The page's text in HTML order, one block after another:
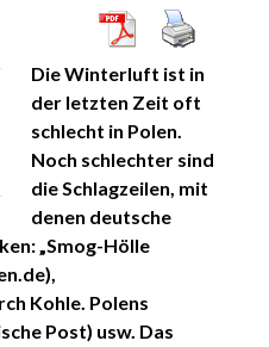
Die Winterluft ist in
der letzten Zeit oft
schlecht in Polen.
Noch schlechter sind
die Schlagzeilen, mit
denen deutsche
„Smog-Hölle
Kohle. Polens
Post) usw. Das